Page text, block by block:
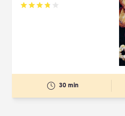
Betyg: 3.78 av 5
30 min